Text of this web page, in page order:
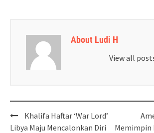
About Ludi H
View all
Post
navigation
Khalifa Haftar ‘War Lord’
Libya Maju Mencalonkan Diri
Memimpin